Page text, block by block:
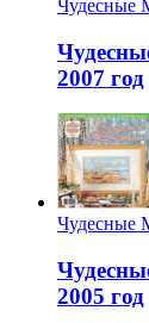
Чудесные
2007 год
Чудесные
2005 год